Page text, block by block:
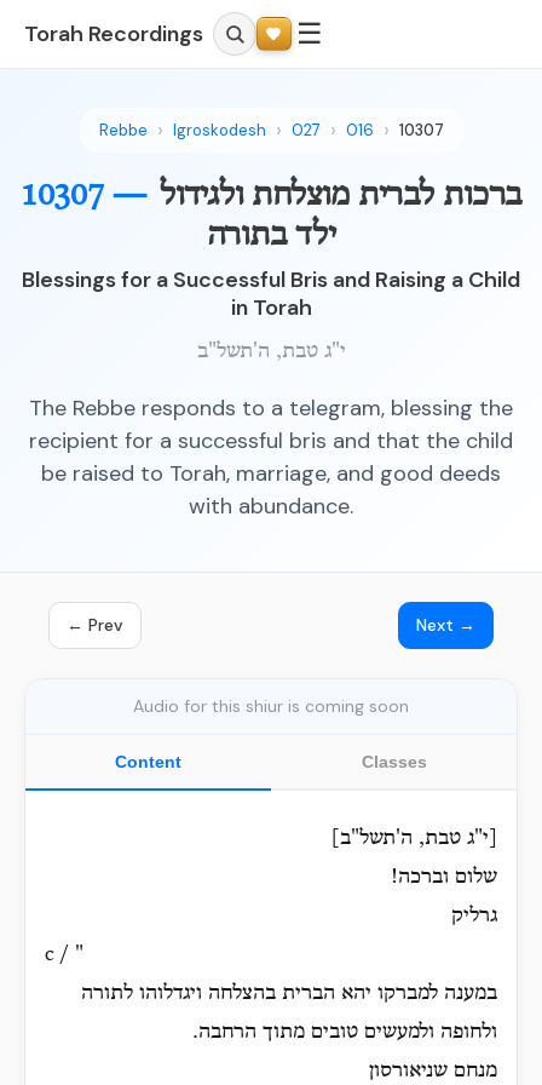
Torah Recordings ☰
Rebbe Igroskodesh 027 016 10307
10307 — ברכות לברית מוצלחת ולגידול
ילד בתורה
Blessings for a Successful Bris and Raising a Child
in Torah
י"ג טבת, ה'תשל"ב
The Rebbe responds to a telegram, blessing the
recipient for a successful bris and that the child
be raised to Torah, marriage, and good deeds
with abundance.
← Prev Next →
Audio for this shiur is coming soon
Content Classes
[י"ג טבת, ה'תשל"ב]
שלום וברכה!
גרליק
c / "
במענה למברקו יהא הברית בהצלחה ויגדלוהו לתורה
ולחופה ולמעשים טובים מתוך הרחבה.
מנחם שניאורסון